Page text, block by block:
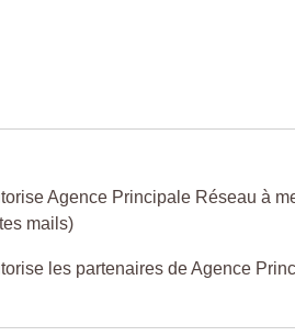
Agence Principale Réseau à
mails)
les partenaires de Agence